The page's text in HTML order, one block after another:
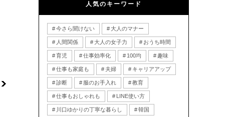
人気のキーワード
今さら聞けない 大人のマナー
人間関係 大人の女子力 おうち時間
育児 仕事効率化 100均 趣味
仕事も家庭も 夫婦 キャリアアップ
診断 服のお手入れ 教育
仕事もおしゃれも LINE使い方
川口ゆかりの丁寧な暮らし 韓国